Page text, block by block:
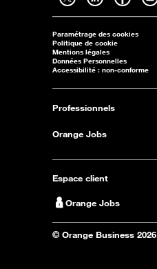
Paramétrage des cookies
Politique de cookie
Mentions légales
Données Personnelles
Accessibilité : non-conforme
Professionnels
Orange Jobs
Espace client
Orange Jobs
© Orange Business 2026